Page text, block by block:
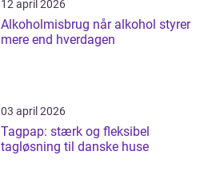
12 april 2026
Alkoholmisbrug når alkohol styrer
mere end hverdagen
03 april 2026
Tagpap: stærk og fleksibel
tagløsning til danske huse